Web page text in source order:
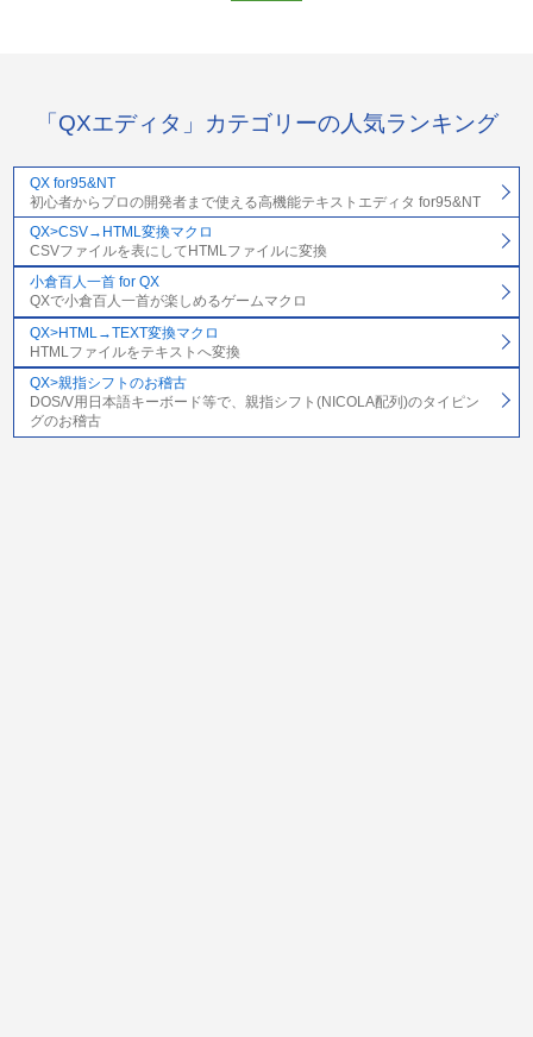
「QXエディタ」カテゴリーの人気ランキング
QX for95&NT
初心者からプロの開発者まで使える高機能テキストエディタ for95&NT
QX>CSV→HTML変換マクロ
CSVファイルを表にしてHTMLファイルに変換
小倉百人一首 for QX
QXで小倉百人一首が楽しめるゲームマクロ
QX>HTML→TEXT変換マクロ
HTMLファイルをテキストへ変換
QX>親指シフトのお稽古
DOS/V用日本語キーボード等で、親指シフト(NICOLA配列)のタイピン
グのお稽古